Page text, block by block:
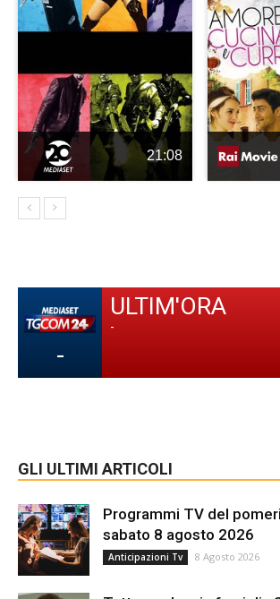
21:08
-
ULTIM'ORA
-
GLI ULTIMI ARTICOLI
Programmi TV del
sabato 8 agosto 2026
Anticipazioni Tv 8 Agosto 2026